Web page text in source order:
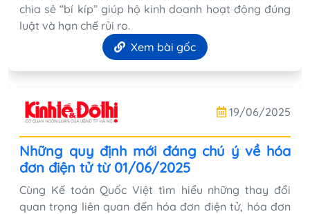
chia sẻ “bí kíp” giúp hộ kinh doanh hoạt động đúng
luật và hạn chế rủi ro.
Xem bài gốc
19/06/2025
Những quy định mới đáng chú ý về hóa
đơn điện tử từ 01/06/2025
Cùng Kế toán Quốc Việt tìm hiểu những thay đổi
quan trọng liên quan đến hóa đơn điện tử, hóa đơn